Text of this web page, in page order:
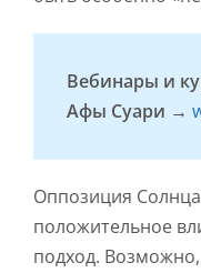
Вебинары и
Афы Суари →
Оппозиция
положительное
подход. Возможно,